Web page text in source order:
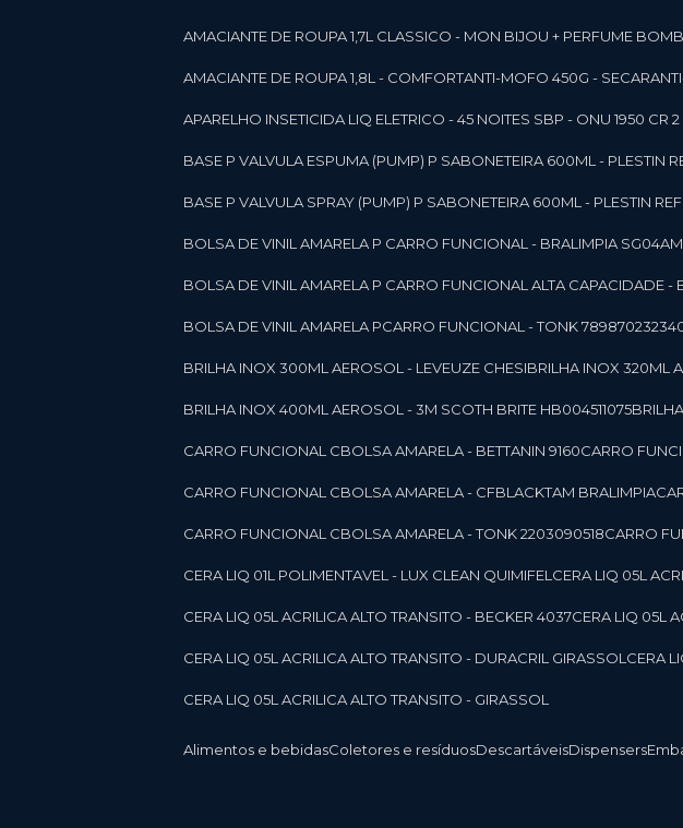
AMACIANTE DE ROUPA 1,7L CLASSICO - MON BIJOU + PERFUME
AMACIANTE DE ROUPA 1,8L - COMFORT ANTI-MOFO 450G - SECAR
APARELHO INSETICIDA LIQ ELETRICO - 45 NOITES SBP - ONU 1950 CR 2
BASE P VALVULA ESPUMA (PUMP) P SABONETEIRA 600ML - PLESTIN
BASE P VALVULA SPRAY (PUMP) P SABONETEIRA 600ML - PLESTIN
BOLSA DE VINIL AMARELA P CARRO FUNCIONAL - BRALIMPIA
BOLSA DE VINIL AMARELA P CARRO FUNCIONAL ALTA CAPACIDADE -
BOLSA DE VINIL AMARELA PCARRO FUNCIONAL - TONK
BRILHA INOX 300ML AEROSOL - LEVEUZE CHESI BRILHA INOX 320ML
BRILHA INOX 400ML AEROSOL - 3M SCOTH BRITE HB004511075
CARRO FUNCIONAL CBOLSA AMARELA - BETTANIN 9160 CARRO
CARRO FUNCIONAL CBOLSA AMARELA - CFBLACKTAM BRALIMPIA
CARRO FUNCIONAL CBOLSA AMARELA - TONK 2203090518 CARRO
CERA LIQ 01L POLIMENTAVEL - LUX CLEAN QUIMIFEL CERA LIQ 05L
CERA LIQ 05L ACRILICA ALTO TRANSITO - BECKER 4037 CERA LIQ 05L
CERA LIQ 05L ACRILICA ALTO TRANSITO - DURACRIL GIRASSOL CERA
CERA LIQ 05L ACRILICA ALTO TRANSITO - GIRASSOL
Alimentos e bebidas Coletores e resíduos Descartáveis Dispensers